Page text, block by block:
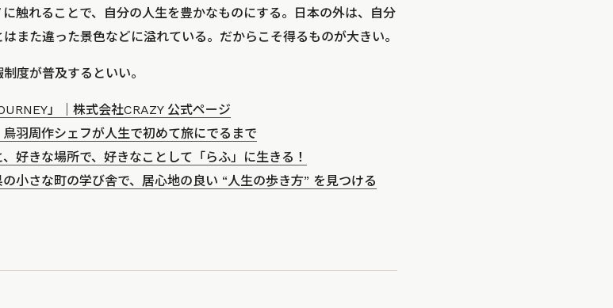
触れることで、自分の人生を豊かなものにする。日本の外は、自分
また違った景色などに溢れている。だからこそ得るものが大きい。
度が普及するといい。
」｜株式会社CRAZY 公式ページ
羽周作シェフが人生で初めて旅にでるまで
好きな場所で、好きなことして「らふ」に生きる！
小さな町の学び舎で、居心地の良い “人生の歩き方” を見つける